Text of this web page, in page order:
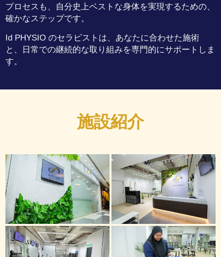
プロセスも、自分史上ベストな身体を実現するための、
確かなステップです。
Id PHYSIO のセラピストは、あなたに合わせた施術
と、日常での継続的な取り組みを専門的にサポートしま
す。
施設紹介